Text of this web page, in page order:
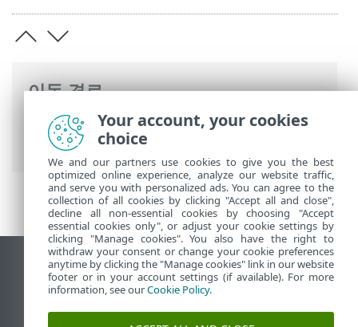
이동 경로
ESET 온라인 도움말>ESET Glossary>ESET
기술 > UEFI 스캐너
데스크톱 사이트 보기
End of Life
ESET 지식 베이스
Your account, your cookies
choice
We and our partners use cookies to give you the best
optimized online experience, analyze our website traffic,
and serve you with personalized ads. You can agree to the
collection of all cookies by clicking "Accept all and close",
decline all non-essential cookies by choosing "Accept
essential cookies only", or adjust your cookie settings by
clicking "Manage cookies". You also have the right to
withdraw your consent or change your cookie preferences
anytime by clicking the "Manage cookies" link in our website
footer or in your account settings (if available). For more
information, see ourCookie Policy.